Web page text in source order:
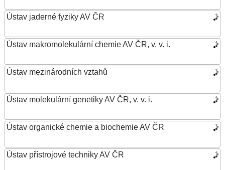
Ústav jaderné fyziky AV ČR
Ústav makromolekulární chemie AV ČR, v. v. i.
Ústav mezinárodních vztahů
Ústav molekulární genetiky AV ČR, v. v. i.
Ústav organické chemie a biochemie AV ČR
Ústav přístrojové techniky AV ČR